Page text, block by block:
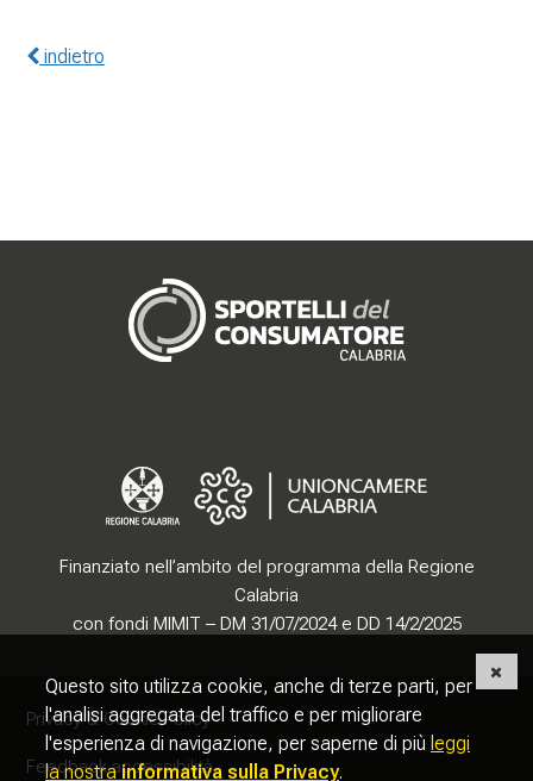
indietro
Finanziato nell’ambito del programma della Regione
Calabria
con fondi MIMIT – DM 31/07/2024 e DD 14/2/2025
Sezione Link Utili
torna al menu di scelta rapida
Privacy & Cookie Policy
Feedback accessibilità
Questo sito utilizza cookie, anche di terze parti, per
l'analisi aggregata del traffico e per migliorare
l'esperienza di navigazione, per saperne di più leggi
la nostrainformativa sulla Privacy.